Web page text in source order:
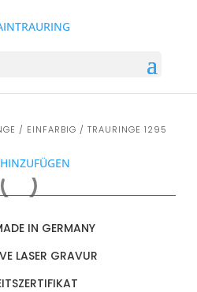
/ EINFARBIG / TRAURINGE 1295
IN GERMANY
LASER GRAVUR